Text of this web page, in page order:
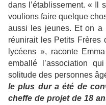
dans l’établissement. « Il
voulions faire quelque
aussi les jeunes. Et on a
réunirait les Petits Frères
lycéens », raconte
emballé l’association
solitude des personnes
le plus dur a été de
cheffe de projet de 18